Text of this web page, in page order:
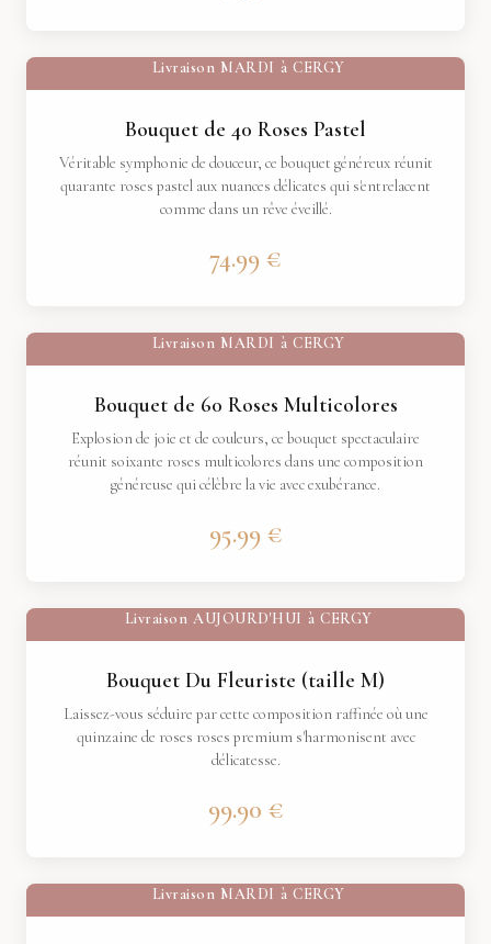
Livraison MARDI à CERGY
Bouquet de 40 Roses Pastel
Véritable symphonie de douceur, ce bouquet généreux réunit
quarante roses pastel aux nuances délicates qui s'entrelacent
comme dans un rêve éveillé.
74.99 €
Livraison MARDI à CERGY
Bouquet de 60 Roses Multicolores
Explosion de joie et de couleurs, ce bouquet spectaculaire
réunit soixante roses multicolores dans une composition
généreuse qui célèbre la vie avec exubérance.
95.99 €
Livraison AUJOURD'HUI à CERGY
Bouquet Du Fleuriste (taille M)
Laissez-vous séduire par cette composition raffinée où une
quinzaine de roses roses premium s'harmonisent avec
délicatesse.
99.90 €
Livraison MARDI à CERGY